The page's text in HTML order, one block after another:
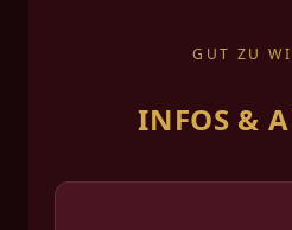
GUT ZU
INFOS &